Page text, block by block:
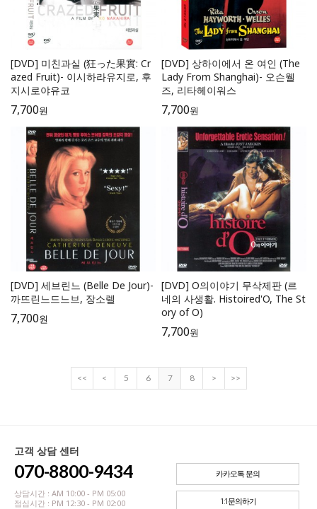
[DVD] 미친과실 (狂った果實: Cr
azed Fruit)- 이시하라유지로, 후
지시로야유코
7,700원
[DVD] 상하이에서 온 여인 (The
Lady From Shanghai)- 오슨웰
즈, 리타헤이워스
7,700원
[DVD] 세브린느 (Belle De Jour)-
까뜨린느드느브, 장소렐
7,700원
[DVD] O의이야기 무삭제판 (르
네의 사생활. Histoired'O, The St
ory of O)
7,700원
<< < 5 6 7 8 > >>
고객 상담 센터
070-8800-9434
상담시간 : AM 10:00 - PM 05:00
점심시간 : PM 12:30 - PM 02:00
카카오톡 문의
1:1문의하기